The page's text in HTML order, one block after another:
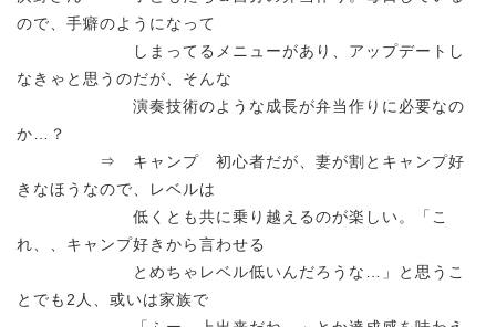
ので、手癖のようになって
しまってるメニューがあり、アップデートし
なきゃと思うのだが、そんな
演奏技術のような成長が弁当作りに必要なの
か…？
⇒ キャンプ 初心者だが、妻が割とキャンプ好
きなほうなので、レベルは
低くとも共に乗り越えるのが楽しい。「こ
れ、、キャンプ好きから言わせる
とめちゃレベル低いんだろうな…」と思うこ
とでも2人、或いは家族で